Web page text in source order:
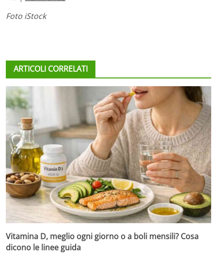
Foto iStock
ARTICOLI CORRELATI
Vitamina D, meglio ogni giorno o a boli mensili? Cosa
dicono le linee guida